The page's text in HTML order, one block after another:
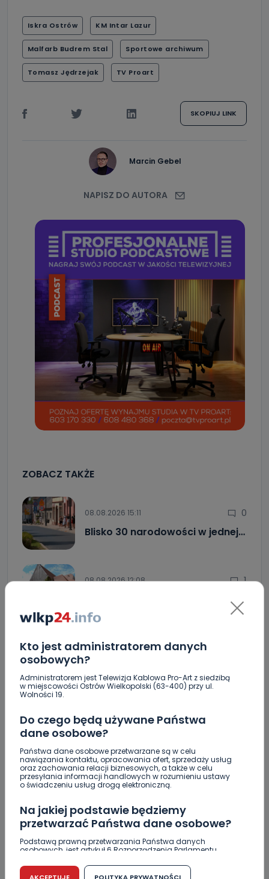
Kto jest administratorem danych
osobowych?
Administratorem jest Telewizja Kablowa Pro-Art z siedzibą
w miejscowości Ostrów Wielkopolski (63-400) przy ul.
Wolności 19.
Do czego będą używane Państwa
dane osobowe?
Państwa dane osobowe przetwarzane są w celu
nawiązania kontaktu, opracowania ofert, sprzedaży usług
oraz zachowania relacji biznesowych, a także w celu
przesyłania informacji handlowych w rozumieniu ustawy
o świadczeniu usług drogą elektroniczną.
Na jakiej podstawie będziemy
przetwarzać Państwa dane osobowe?
Podstawą prawną przetwarzania Państwa danych
osobowych, jest artykuł 6 Rozporządzenia Parlamentu
r. w sprawie ochrony osób fizycznych w związku z
przetwarzaniem danych osobowych w sprawie
Iskra Ostrów KM Intar Lazur
Malfarb Budrem Stal Sportowe archiwum
Tomasz Jędrzejak TV Proart
SKOPIUJ LINK
Marcin Gebel
NAPISZ DO AUTORA
ZOBACZ TAKŻE
08.08.2026 15:11 0
Blisko 30 narodowości w jednej…
08.08.2026 12:08 1
08.08.2026 08:55
Upały i burze. Porady dla…
Antonińska" dzień drugi [FOTO]
Auto rozbite na drzewie. Poszkodowani nie mogli z
niego wyjść [FOTO]
Nastolatek w szpitalu po zderzeniu osobówki z
motocyklem
Uważaj na oszustwo! Przychodzą maile z
fałszywego e-Urzędu Skarbowego
Jak wybrać prostownicę do włosów puszących się i
elektryzujących?
Jakość wody wróciła (prawie) do normy. Jest